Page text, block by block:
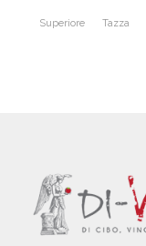
Superiore Tazza